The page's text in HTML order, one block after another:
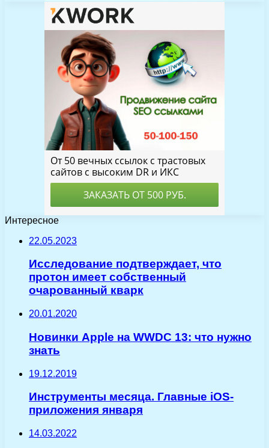
Интересное
22.05.2023
Исследование подтверждает, что
протон имеет собственный
очарованный кварк
20.01.2020
Новинки Apple на WWDC 13: что нужно
знать
19.12.2019
Инструменты месяца. Главные iOS-
приложения января
14.03.2022